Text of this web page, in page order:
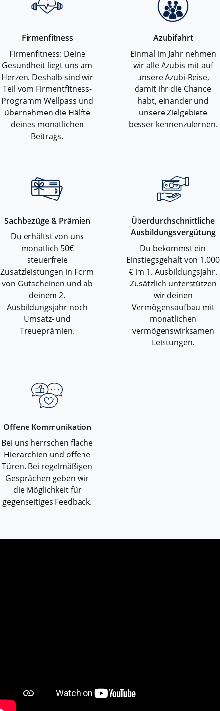
Firmenfitness
Firmenfitness: Deine
Gesundheit liegt uns am
Herzen. Deshalb sind wir
Teil vom Firmentfitness-
Programm Wellpass und
übernehmen die Hälfte
deines monatlichen
Beitrags.
Azubifahrt
Einmal im Jahr nehmen
wir alle Azubis mit auf
unsere Azubi-Reise,
damit ihr die Chance
habt, einander und
unsere Zielgebiete
besser kennenzulernen.
Sachbezüge & Prämien
Du erhältst von uns
monatlich 50€
steuerfreie
Zusatzleistungen in Form
von Gutscheinen und ab
deinem 2.
Ausbildungsjahr noch
Umsatz- und
Treueprämien.
Überdurchschnittliche
Ausbildungsvergütung
Du bekommst ein
Einstiegsgehalt von 1.000
€ im 1. Ausbildungsjahr.
Zusätzlich unterstützen
wir deinen
Vermögensaufbau mit
monatlichen
vermögenswirksamen
Leistungen.
Offene Kommunikation
Bei uns herrschen flache
Hierarchien und offene
Türen. Bei regelmäßigen
Gesprächen geben wir
die Möglichkeit für
gegenseitiges Feedback.